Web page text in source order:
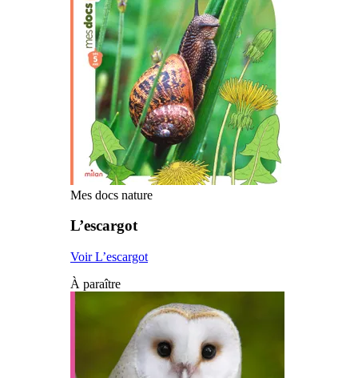
Mes docs nature
L’escargot
Voir L’escargot
À paraître